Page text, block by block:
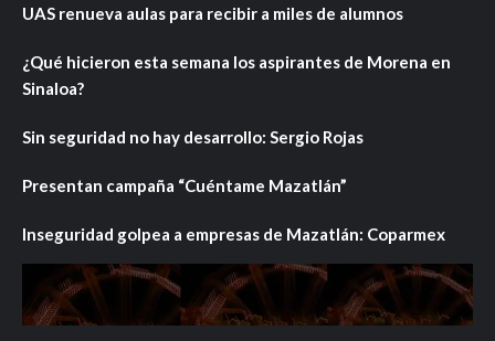
UAS renueva aulas para recibir a miles de alumnos
¿Qué hicieron esta semana los aspirantes de Morena en
Sinaloa?
Sin seguridad no hay desarrollo: Sergio Rojas
Presentan campaña “Cuéntame Mazatlán”
Inseguridad golpea a empresas de Mazatlán: Coparmex